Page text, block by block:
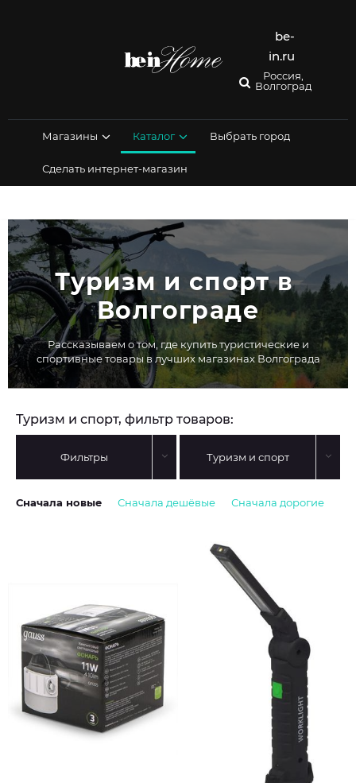
be-
in.ru
Россия,
Волгоград
Магазины Каталог Выбрать город
Сделать интернет-магазин
Туризм и спорт в
Волгограде
Рассказываем о том, где купить туристические и
спортивные товары в лучших магазинах Волгограда
Туризм и спорт, фильтр товаров:
Фильтры Туризм и спорт
Сначала новые Сначала дешёвые Сначала дорогие